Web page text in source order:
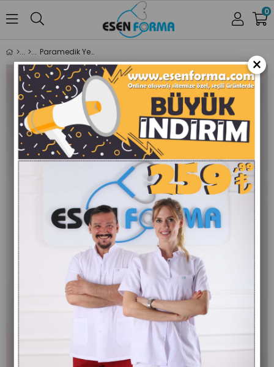
0
Paramedik Yelek Sarı Renk
×